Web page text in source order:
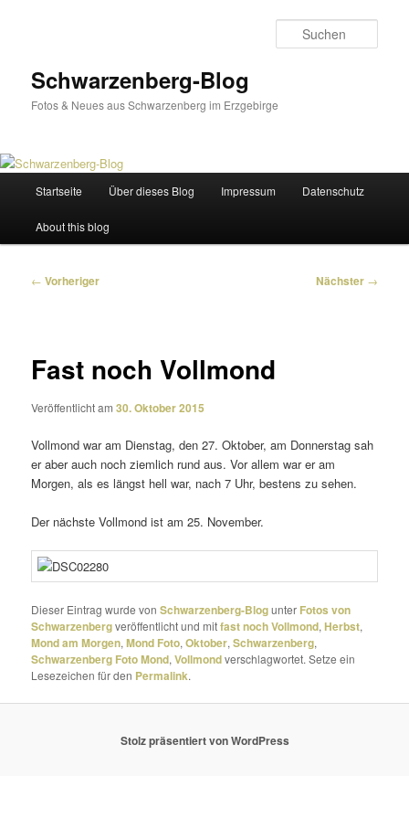
Schwarzenberg-Blog
Fotos & Neues aus Schwarzenberg im Erzgebirge
Startseite Über dieses Blog Impressum Datenschutz
About this blog
Beitragsnavigation
← Vorheriger Nächster →
Fast noch Vollmond
Veröffentlicht am30. Oktober 2015
Vollmond war am Dienstag, den 27. Oktober, am Donnerstag sah
er aber auch noch ziem­lich rund aus. Vor allem war er am
Morgen, als es längst hell war, nach 7 Uhr, bestens zu sehen.
Der nächste Vollmond ist am 25. November.
Dieser Eintrag wurde vonSchwarzenberg-Blogunter Fotos von
Schwarzenbergveröffentlicht und mitfast noch Vollmond,Herbst,
Mond am Morgen,Mond Foto,Oktober,Schwarzenberg,
Schwarzenberg Foto Mond,Vollmondverschlagwortet. Setze ein
Lesezeichen für den Permalink.
Stolz präsentiert von WordPress